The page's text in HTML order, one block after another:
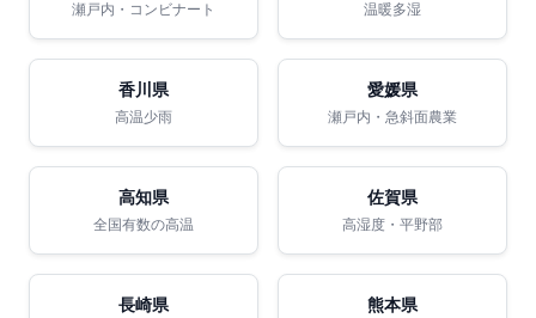
瀬戸内・コンビナート 温暖多湿
香川県
高温少雨
愛媛県
瀬戸内・急斜面農業
高知県
全国有数の高温
佐賀県
高湿度・平野部
長崎県 熊本県